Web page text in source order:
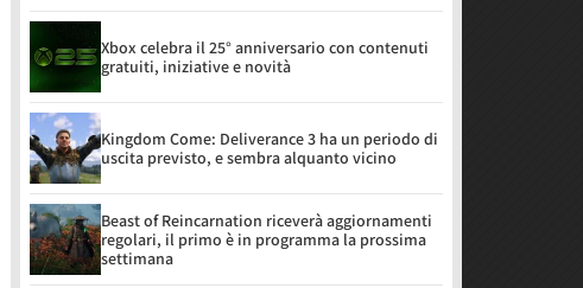
Xbox celebra il 25° anniversario con contenuti
gratuiti, iniziative e novità
Kingdom Come: Deliverance 3 ha un periodo di
uscita previsto, e sembra alquanto vicino
Beast of Reincarnation riceverà aggiornamenti
regolari, il primo è in programma la prossima
settimana